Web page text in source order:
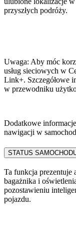
przyszłych podróży. ​
Uwaga: Aby móc
usług sieciowych w
Link+. Szczegółowe
w przewodniku
Dodatkowe informacje
nawigacji w
STATUS
Ta funkcja prezentuje
bagażnika i
pozostawieniu
pojazdu.